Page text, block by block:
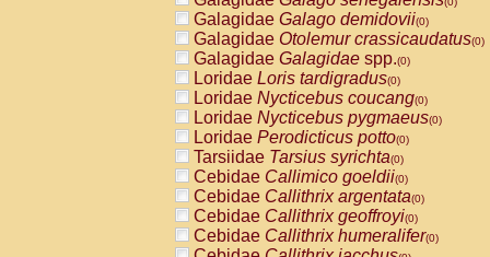
AtelidaeAteles geoffroyi(0)
AtelidaeAteles paniscus(0)
AtelidaeAtelesspp.(0)
Atelidae Lagothrix lagothricha
AtelidaeLagothrix lagothricha cana
PitheciidaeCacajao calvus
PitheciidaeCallicebus cupreus
PitheciidaeCallicebus donacophilus
PitheciidaeCallicebus moloch
PitheciidaeCallicebus torquatus
PitheciidaeCallicebusspp.(0)
PitheciidaeChiropotes satanas(0)
PitheciidaePithecia monachus
Galagidae Galago demidovii(0)
Galagidae Otolemur crassicaudatus(0)
Galagidae Galagidae spp.(0)
Loridae Loris tardigradus(0)
Loridae Nycticebus coucang(0)
Loridae Nycticebus pygmaeus(0)
Loridae Perodicticus potto(0)
Tarsiidae Tarsius syrichta(0)
Cebidae Callimico goeldii(0)
Cebidae Callithrix argentata(0)
Cebidae Callithrix geoffroyi(0)
Cebidae Callithrix humeralifer(0)